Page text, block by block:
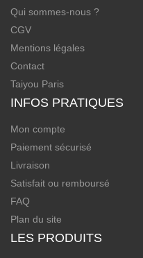
Qui sommes-nous ?
CGV
Mentions légales
Contact
Taiyou Paris
INFOS PRATIQUES
Mon compte
Paiement sécurisé
Livraison
Satisfait ou remboursé
FAQ
Plan du site
LES PRODUITS